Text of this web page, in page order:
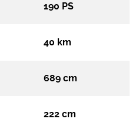
190 PS
40 km
689 cm
222 cm